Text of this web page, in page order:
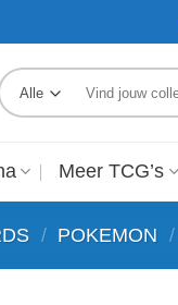
Meer TCG’s
/ POKEMON /